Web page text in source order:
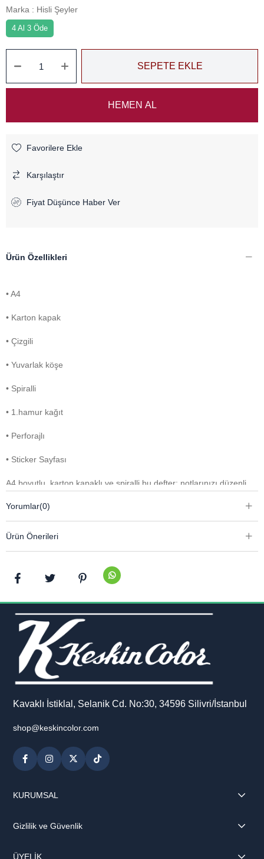
Marka : Hisli Şeyler
4 Al 3 Öde
Favorilere Ekle
Karşılaştır
Fiyat Düşünce Haber Ver
Ürün Özellikleri
• A4
• Karton kapak
• Çizgili
• Yuvarlak köşe
• Spiralli
• 1.hamur kağıt
• Perforajlı
• Sticker Sayfası
A4 boyutlu, karton kapaklı ve spiralli bu defter; notlarınızı düzenli
hamur kağıdı, yazım deneyimini akıcı ve net hale getirirken
Perforajlı sayfaları, ihtiyaç duyduğunuz notları kolayca koparıp
paylaşmanıza veya saklamanıza olanak tanır. İçerisindeki sticker
dokunuşlar eklemenize yardımcı olur.
Günlük kullanım, okul, iş veya kişisel notlar için ideal olan bu
defter; işlevselliği ve şık tasarımı bir arada sunar.
Yorumlar(0)
Ürün Önerileri
Kavaklı İstiklal, Selanik Cd. No:30, 34596 Silivri/İstanbul
shop@keskincolor.com
KURUMSAL
Gizlilik ve Güvenlik
ÜYELİK